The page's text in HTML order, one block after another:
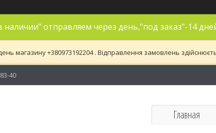
наличии" отправляем через день,"под заказ"-14
магазину +380973192204 . Відправлення замовлень
40
Главная